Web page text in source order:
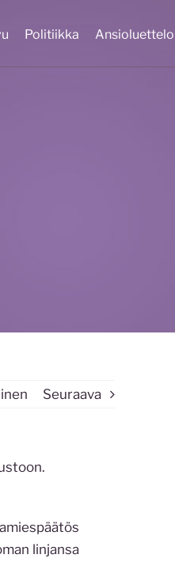
Politiikka Ansioluettelo
Seuraava
linjansa